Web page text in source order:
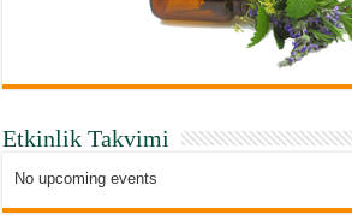
Etkinlik Takvimi
No upcoming events